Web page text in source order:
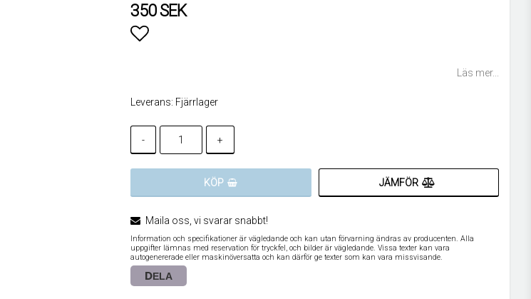
350 SEK
Läs mer...
Leverans: Fjärrlager
- +
KÖP JÄMFÖR
Maila oss, vi svarar snabbt!
Information och specifikationer är vägledande och kan utan förvarning ändras av producenten. Alla
uppgifter lämnas med reservation för tryckfel, och bilder är vägledande. Vissa texter kan vara
autogenererade eller maskinöversatta och kan därför ge texter som kan vara missvisande.
DELA